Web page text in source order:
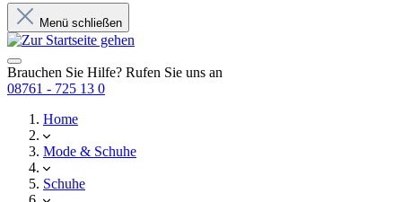
Menü schließen
Brauchen Sie Hilfe? Rufen Sie uns an
08761 - 725 13 0
Home
Mode & Schuhe
Schuhe